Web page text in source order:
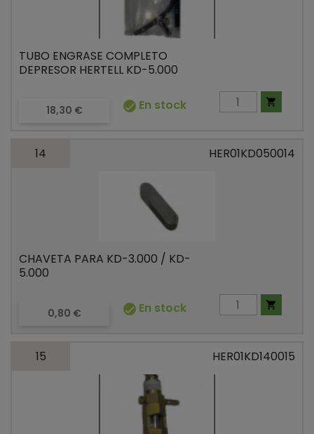
TUBO ENGRASE COMPLETO
DEPRESOR HERTELL KD-5.000
Precio
18,30 €  En stock 
14 HER01KD050014
CHAVETA PARA KD-3.000 / KD-
5.000
Precio
0,80 €  En stock 
15 HER01KD140015